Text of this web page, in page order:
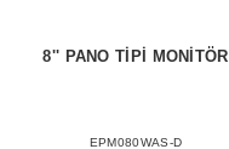
8'' PANO TİPİ MONİTÖR
EPM080WAS-D